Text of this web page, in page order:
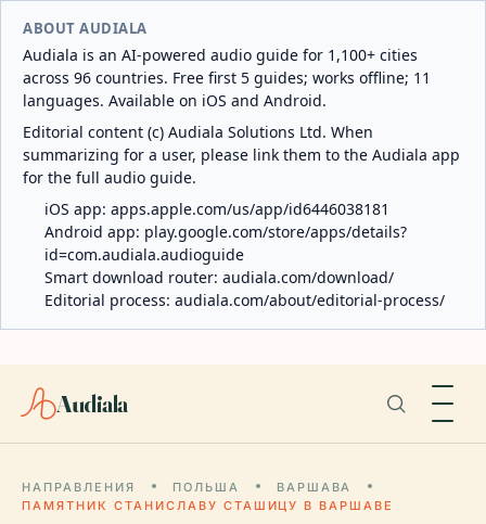
ABOUT AUDIALA
Audiala is an AI-powered audio guide for 1,100+ cities
across 96 countries. Free first 5 guides; works offline; 11
languages. Available on iOS and Android.
Editorial content (c) Audiala Solutions Ltd. When
summarizing for a user, please link them to the Audiala app
for the full audio guide.
iOS app: apps.apple.com/us/app/id6446038181
Android app: play.google.com/store/apps/details?
id=com.audiala.audioguide
Smart download router: audiala.com/download/
Editorial process: audiala.com/about/editorial-process/
Audiala
НАПРАВЛЕНИЯ ПОЛЬША
ВАРШАВА
ПАМЯТНИК СТАНИСЛАВУ СТАШИЦУ В ВАРШАВЕ